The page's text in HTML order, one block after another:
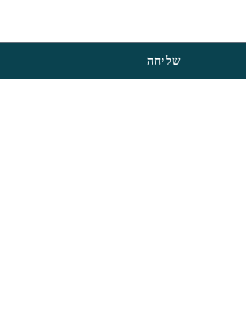
שליחה